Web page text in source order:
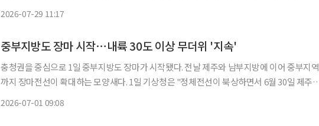
2026-07-29 11:17
중부지방도 장마 시작⋯내륙 30도 이상 무더위 '지속'
충청권을 중심으로 1일 중부지방도 장마가 시작됐다. 전날 제주와 남부지방에 이어 중부지역
까지 장마전선이 확대하는 모양새다. 1일 기상청은 "정체전선이 북상하면서 6월 30일 제주도
2026-07-01 09:08